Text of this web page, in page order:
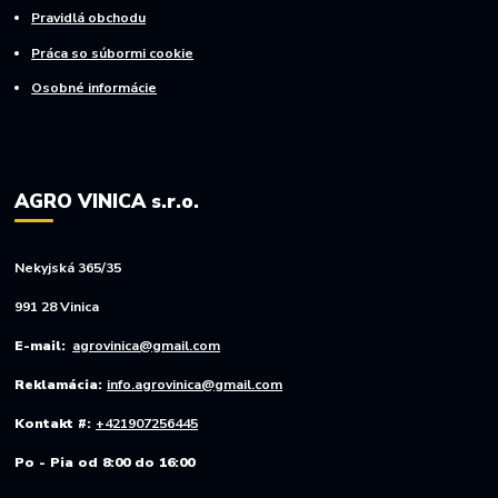
Pravidlá obchodu
Práca so súbormi cookie
Osobné informácie
AGRO VINICA s.r.o.
Nekyjská 365/35
991 28 Vinica
E-mail: agrovinica@gmail.com
Reklamácia: info.agrovinica@gmail.com
Kontakt #: +421907256445
Po - Pia od 8:00 do 16:00